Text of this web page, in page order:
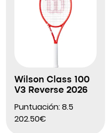
Wilson Class 100
V3 Reverse 2026
Puntuación: 8.5
202.50€